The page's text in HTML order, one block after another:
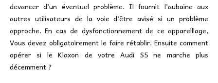
devancer d’un éventuel problème. Il fournit l’aubaine aux
autres utilisateurs de la voie d’être avisé si un problème
approche. En cas de dysfonctionnement de ce appareillage,
Vous devez obligatoirement le faire rétablir. Ensuite comment
opérer si le Klaxon de votre Audi S5 ne marche plus
décemment ?